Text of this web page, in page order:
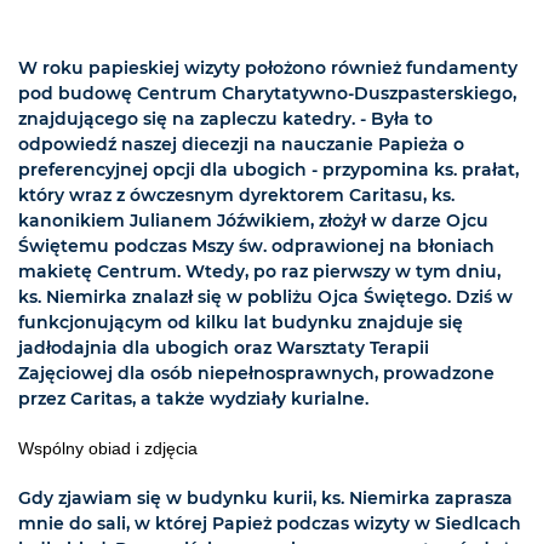
W roku papieskiej wizyty położono również fundamenty
pod budowę Centrum Charytatywno-Duszpasterskiego,
znajdującego się na zapleczu katedry. - Była to
odpowiedź naszej diecezji na nauczanie Papieża o
preferencyjnej opcji dla ubogich - przypomina ks. prałat,
który wraz z ówczesnym dyrektorem Caritasu, ks.
kanonikiem Julianem Jóźwikiem, złożył w darze Ojcu
Świętemu podczas Mszy św. odprawionej na błoniach
makietę Centrum. Wtedy, po raz pierwszy w tym dniu,
ks. Niemirka znalazł się w pobliżu Ojca Świętego. Dziś w
funkcjonującym od kilku lat budynku znajduje się
jadłodajnia dla ubogich oraz Warsztaty Terapii
Zajęciowej dla osób niepełnosprawnych, prowadzone
przez Caritas, a także wydziały kurialne.
Wspólny obiad i zdjęcia
Gdy zjawiam się w budynku kurii, ks. Niemirka zaprasza
mnie do sali, w której Papież podczas wizyty w Siedlcach